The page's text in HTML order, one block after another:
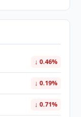
↓ 0.46%
↓ 0.19%
↓ 0.71%